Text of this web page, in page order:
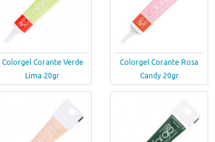
Colorgel Corante Verde
Lima 20gr
Colorgel Corante Rosa
Candy 20gr